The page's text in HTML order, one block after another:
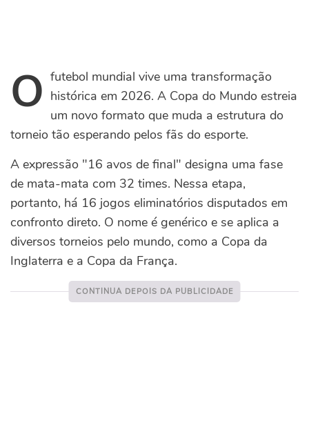
Ofutebol mundial vive uma transformação
histórica em 2026. A Copa do Mundo estreia
um novo formato que muda a estrutura do
torneio tão esperando pelos fãs do esporte.
A expressão "16 avos de final" designa uma fase
de mata-mata com 32 times. Nessa etapa,
portanto, há 16 jogos eliminatórios disputados em
confronto direto. O nome é genérico e se aplica a
diversos torneios pelo mundo, como a Copa da
Inglaterra e a Copa da França.